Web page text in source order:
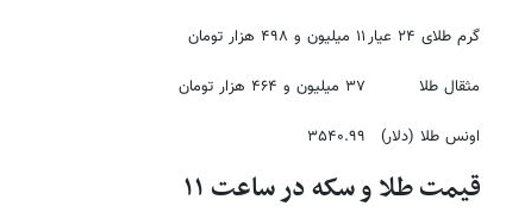
گرم طلای ۲۴ عیار ۱۱ میلیون و ۴۹۸ هزار تومان
مثقال طلا ۳۷ میلیون و ۴۶۴ هزار تومان
اونس طلا (دلار) ۳۵۴۰.۹۹
قیمت طلا و سکه در ساعت ۱۱